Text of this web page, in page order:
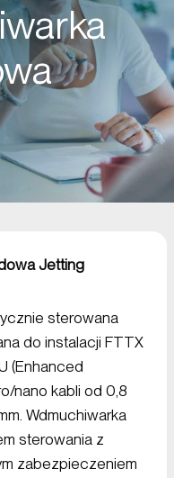
Jetting
sterowana
do instalacji FTTX
(Enhanced
nano kabli od 0,8
Wdmuchiwarka
sterowania z
zabezpieczeniem